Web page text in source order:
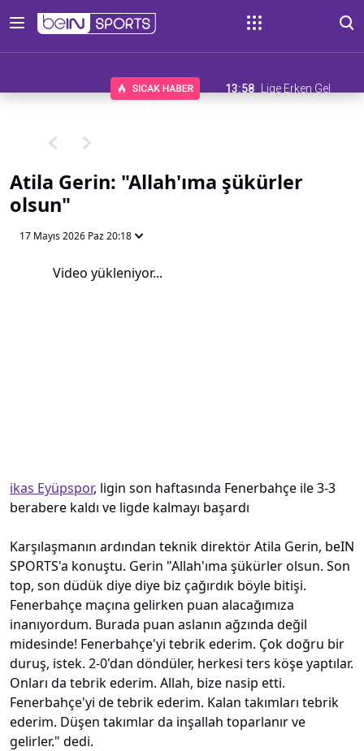
13:58
Lige Erken Gel
Atila Gerin: "Allah'ıma şükürler
olsun"
17 Mayıs 2026 Paz 20:18
Video yükleniyor...
ikas Eyüpspor, ligin son haftasında Fenerbahçe ile 3-3
berabere kaldı ve ligde kalmayı başardı
Karşılaşmanın ardından teknik direktör Atila Gerin, beIN
SPORTS'a konuştu. Gerin "Allah'ıma şükürler olsun. Son
top, son düdük diye diye biz çağırdık böyle bitişi.
Fenerbahçe maçına gelirken puan alacağımıza
inanıyordum. Burada puan aslanın ağzında değil
midesinde! Fenerbahçe'yi tebrik ederim. Çok doğru bir
duruş, istek. 2-0'dan döndüler, herkesi ters köşe yaptılar.
Onları da tebrik ederim. Allah, bize nasip etti.
Fenerbahçe'yi de tebrik ederim. Kalan takımları tebrik
ederim. Düşen takımlar da inşallah toparlanır ve
gelirler." dedi.